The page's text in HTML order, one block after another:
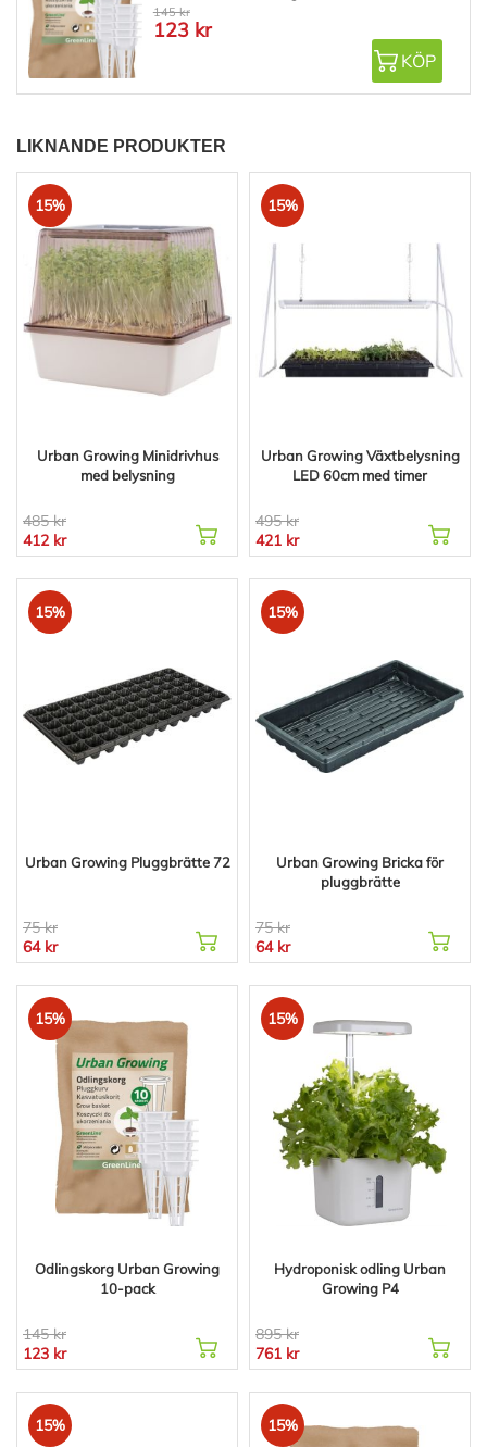
145 kr
123 kr
KÖP
LIKNANDE PRODUKTER
15%
Urban Growing Minidrivhus
med belysning
485 kr
412 kr
15%
Urban Growing Växtbelysning
LED 60cm med timer
495 kr
421 kr
15%
Urban Growing Pluggbrätte 72
75 kr
64 kr
15%
Urban Growing Bricka för
pluggbrätte
75 kr
64 kr
15%
Odlingskorg Urban Growing
10-pack
145 kr
123 kr
15%
Hydroponisk odling Urban
Growing P4
895 kr
761 kr
15% 15%